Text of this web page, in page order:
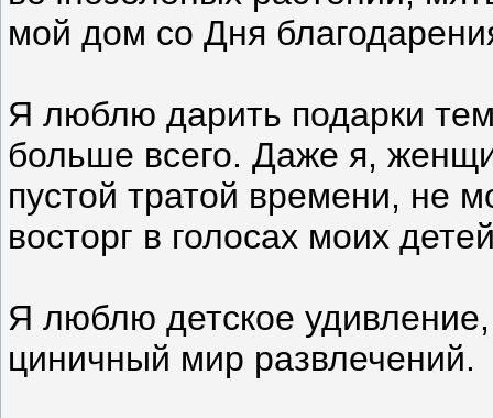
мой дом со Дня
Я люблю дарить подарки
больше всего. Даже я,
пустой тратой времени, не
восторг в голосах моих
Я люблю детское
циничный мир развлечений.